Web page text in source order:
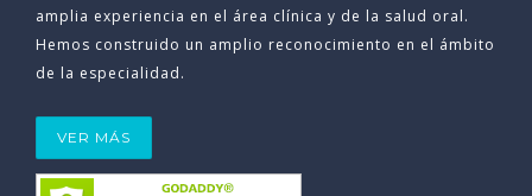
amplia experiencia en el área clínica y de la salud oral.
Hemos construido un amplio reconocimiento en el ámbito
de la especialidad.
VER MÁS